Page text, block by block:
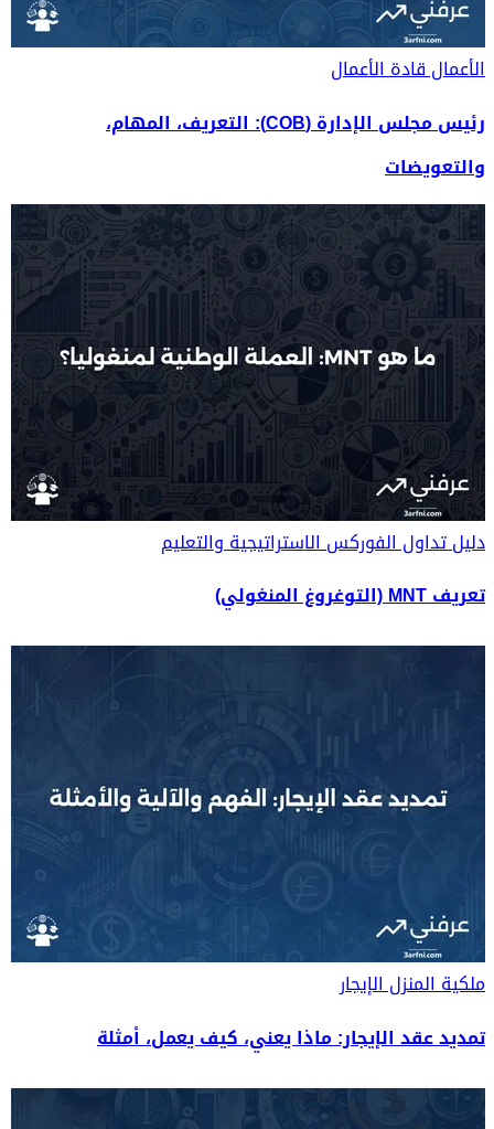
الأعمالقادة الأعمال
رئيس مجلس الإدارة (COB): التعريف، المهام،
والتعويضات
دليل تداول الفوركسالاستراتيجية والتعليم
تعريف MNT (التوغروغ المنغولي)
ملكية المنزلالإيجار
تمديد عقد الإيجار: ماذا يعني، كيف يعمل، أمثلة